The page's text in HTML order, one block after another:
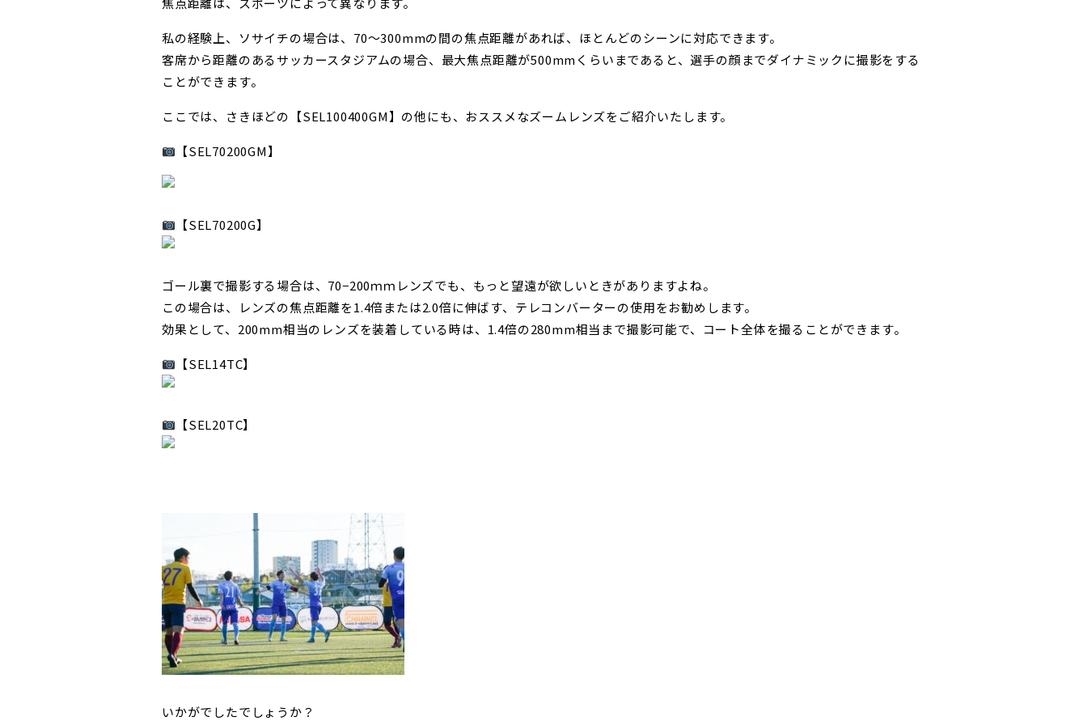
私の経験上、ソサイチの場合は、70～300mmの間の焦点距離があれば、ほとんどのシーンに対応できます。
客席から距離のあるサッカースタジアムの場合、最大焦点距離が500mmくらいまであると、選手の顔までダイナミックに撮影をする
ことができます。
ここでは、さきほどの【SEL100400GM】の他にも、おススメなズームレンズをご紹介いたします。
【SEL70200GM】
【SEL70200G】
ゴール裏で撮影する場合は、70−200ｍｍレンズでも、もっと望遠が欲しいときがありますよね。
この場合は、レンズの焦点距離を1.4倍または2.0倍に伸ばす、テレコンバーターの使用をお勧めします。
効果として、200mm相当のレンズを装着している時は、1.4倍の280mm相当まで撮影可能で、コート全体を撮ることができます。
【SEL14TC】
【SEL20TC】
いかがでしたでしょうか？